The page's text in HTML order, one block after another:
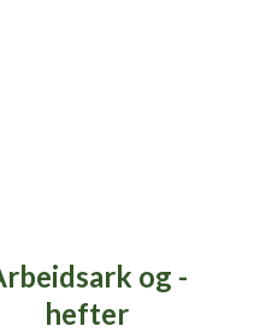
og -
hefter